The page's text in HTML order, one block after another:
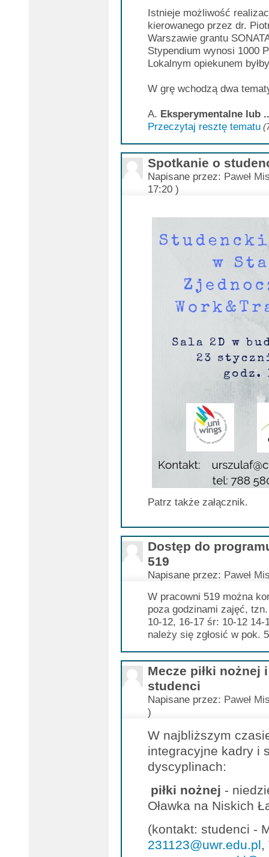
Istnieje możliwość
kierowanego przez dr.
Warszawie grantu
Stypendium wynosi 1000
Lokalnym opiekunem
W grę wchodzą dwa
A. Eksperymentalne lub
Przeczytaj resztę tematu
Spotkanie o
Napisane przez: Paweł
17:20 )
Patrz także załącznik.
Dostęp do
519
Napisane przez: Paweł
W pracowni 519 można
poza godzinami zajęć,
10-12, 16-17 śr: 10-12
należy się zgłosić w pok.
Mecze piłki nożnej
studenci
Napisane przez: Paweł
)
W najbliższym
integracyjne kadry i
dyscyplinach:
piłki nożnej -
Oławka na Niskich
(kontakt: studenci -
231123@uwr.edu.pl,